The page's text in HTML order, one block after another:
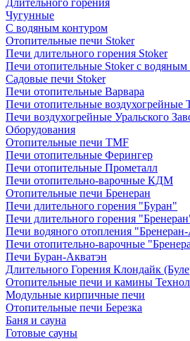
Длительного горения
Чугунные
C водяным контуром
Отопительные печи Stoker
Печи длительного горения Stoker
Печи отопительные Stoker с водяным
Садовые печи Stoker
Печи отопительные Варвара
Печи отопительные воздухогрейные
Печи воздухогрейные Уральского
Оборудования
Отопительные печи TMF
Печи отопительные Ферингер
Печи отопительные Прометалл
Печи отопительно-варочные КДМ
Отопительные печи Бренеран
Печи длительного горения "Буран"
Печи длительного горения
Печи водяного отопления
Печи отопительно-варочные
Печи Буран-Акватэн
Длительного Горения Клондайк
Отопительные печи и камины
Модульные кирпичные печи
Отопительные печи Березка
Баня и сауна
Готовые сауны